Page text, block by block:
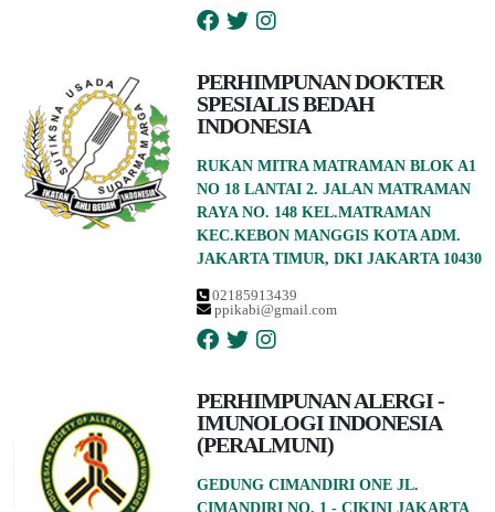
PERHIMPUNAN DOKTER
SPESIALIS BEDAH
INDONESIA
RUKAN MITRA MATRAMAN BLOK A1
NO 18 LANTAI 2. JALAN MATRAMAN
RAYA NO. 148 KEL.MATRAMAN
KEC.KEBON MANGGIS KOTA ADM.
JAKARTA TIMUR, DKI JAKARTA 10430
02185913439
ppikabi@gmail.com
PERHIMPUNAN ALERGI -
IMUNOLOGI INDONESIA
(PERALMUNI)
GEDUNG CIMANDIRI ONE JL.
CIMANDIRI NO. 1 - CIKINI JAKARTA